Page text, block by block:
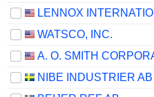
WATSCO, INC.
NIBE INDUSTRIER AB